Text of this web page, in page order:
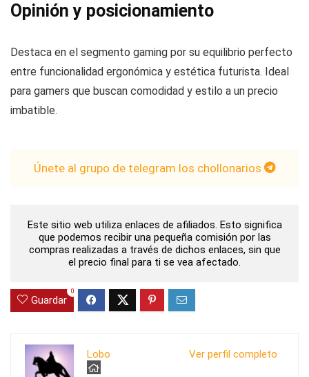
Opinión y posicionamiento
Destaca en el segmento gaming por su equilibrio perfecto
entre funcionalidad ergonómica y estética futurista. Ideal
para gamers que buscan comodidad y estilo a un precio
imbatible.
Únete al grupo de telegram los chollonarios
Este sitio web utiliza enlaces de afiliados. Esto significa
que podemos recibir una pequeña comisión por las
compras realizadas a través de dichos enlaces, sin que
el precio final para ti se vea afectado.
Guardar
0
Ver perfil completo
Lobo